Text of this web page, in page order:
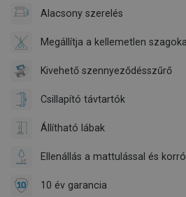
Alacsony szerelés
Megállítja a kellemetlen
Kivehető szennyeződésszűrő
Csillapító távtartók
Állítható lábak
Ellenállás a mattulással és
10 év garancia